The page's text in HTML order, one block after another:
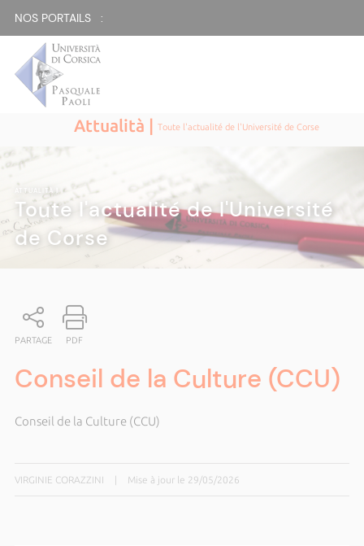
NOS PORTAILS :
Attualità |Toute l'actualité de l'Université de Corse
ATTUALITÀ|
Toute l'actualité de l'Université
de Corse
PARTAGE PDF
Conseil de la Culture (CCU)
Conseil de la Culture (CCU)
VIRGINIE CORAZZINI Mise à jour le 29/05/2026